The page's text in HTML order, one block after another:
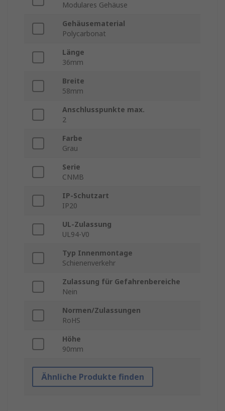
Modulares Gehäuse
Gehäusematerial
Polycarbonat
Länge
36mm
Breite
58mm
Anschlusspunkte max.
2
Farbe
Grau
Serie
CNMB
IP-Schutzart
IP20
UL-Zulassung
UL94-V0
Typ Innenmontage
Schienenverkehr
Zulassung für Gefahrenbereiche
Nein
Normen/Zulassungen
RoHS
Höhe
90mm
Ähnliche Produkte finden